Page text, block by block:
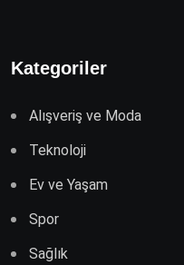
Kategoriler
Alışveriş ve Moda
Teknoloji
Ev ve Yaşam
Spor
Sağlık